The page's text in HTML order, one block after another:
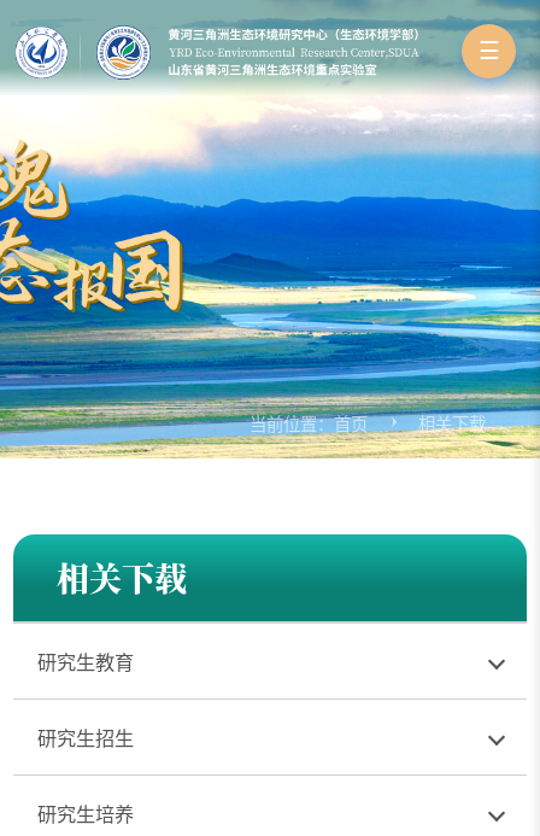
☰
当前位置：首页 相关下载
相关下载
研究生教育
研究生招生
研究生培养